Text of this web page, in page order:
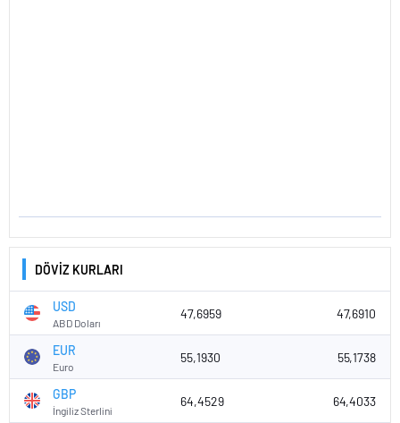
DÖVİZ KURLARI
USD
ABD Doları
47,6959 47,6910
EUR
Euro
55,1930 55,1738
GBP
İngiliz Sterlini
64,4529 64,4033